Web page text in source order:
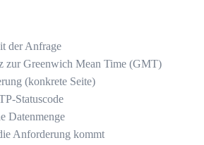
der Anfrage
zur Greenwich Mean Time (GMT)
(konkrete Seite)
Statuscode
Datenmenge
Anforderung kommt